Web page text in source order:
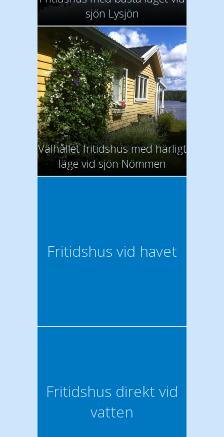
sjön Lysjön
Välhållet fritidshus med härligt
läge vid sjön Nömmen
Fritidshus vid havet
Fritidshus direkt vid
vatten